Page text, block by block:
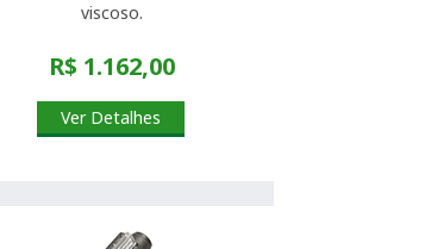
viscoso.
R$ 1.162,00
Ver Detalhes